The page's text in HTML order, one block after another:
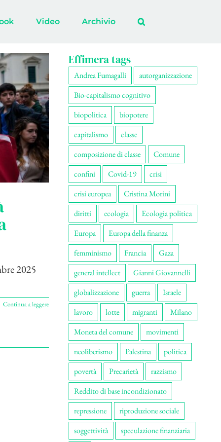
Video Archivio
2025
Continua a leggere
Effimera tags
Andrea Fumagalli
autorganizzazione
Bio-capitalismo cognitivo
biopolitica
biopotere
capitalismo
classe
composizione di classe
Comune
confini
Covid-19
crisi
crisi europea
Cristina Morini
diritti
ecologia
Ecologia politica
Europa
Europa della finanza
femminismo
Francia
Gaza
general intellect
Gianni Giovannelli
globalizzazione
guerra
Israele
lavoro
lotte migranti
Milano
Moneta del comune
movimenti
neoliberismo
Palestina
politica
povertà
Precarietà
razzismo
Reddito di base incondizionato
repressione
riproduzione sociale
soggettività
speculazione finanziaria